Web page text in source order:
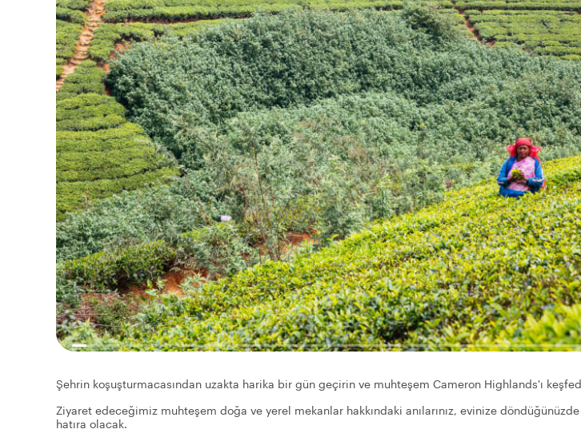
Şehrin koşuşturmacasından uzakta harika bir gün geçirin ve muhteşem Cameron Highlands'ı
Ziyaret edeceğimiz muhteşem doğa ve yerel mekanlar hakkındaki anılarınız, evinize döndüğünüzde
hatıra olacak.